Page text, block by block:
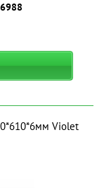
Violet